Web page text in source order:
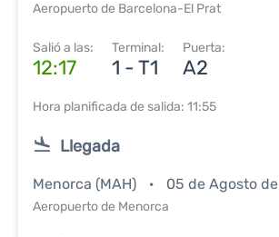
Aeropuerto de Barcelona-El Prat
Salió a las:
12:17
Terminal:
1 - T1
Puerta:
A2
Hora planificada de salida: 11:55
Llegada
Menorca (MAH) 05 de Agosto
Aeropuerto de Menorca